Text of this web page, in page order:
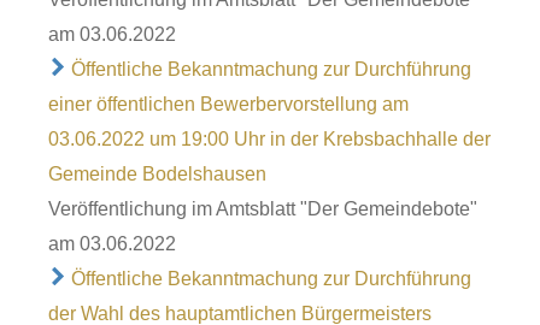
am 03.06.2022
Öffentliche Bekanntmachung zur Durchführung
einer öffentlichen Bewerbervorstellung am
03.06.2022 um 19:00 Uhr in der Krebsbachhalle der
Gemeinde Bodelshausen
Veröffentlichung im Amtsblatt "Der Gemeindebote"
am 03.06.2022
Öffentliche Bekanntmachung zur Durchführung
der Wahl des hauptamtlichen Bürgermeisters